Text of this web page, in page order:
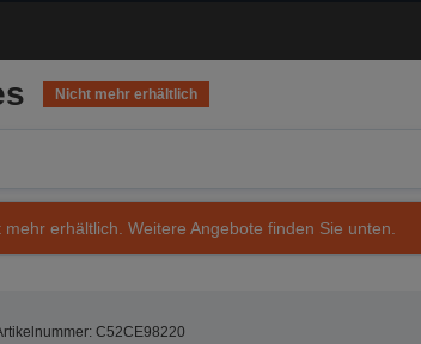
Nicht mehr erhältlich
erhältlich. Weitere Angebote finden Sie unten.
C52CE98220